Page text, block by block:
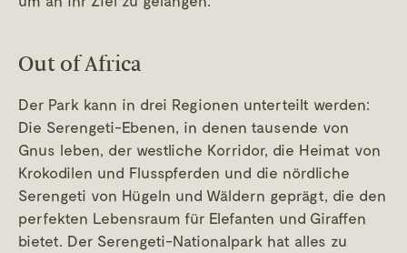
Out of Africa
Der Park kann in drei Regionen unterteilt werden:
Die Serengeti-Ebenen, in denen tausende von
Gnus leben, der westliche Korridor, die Heimat von
Krokodilen und Flusspferden und die nördliche
Serengeti von Hügeln und Wäldern geprägt, die den
perfekten Lebensraum für Elefanten und Giraffen
bietet. Der Serengeti-Nationalpark hat alles zu